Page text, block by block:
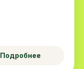
Подробнее